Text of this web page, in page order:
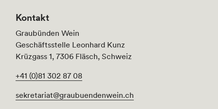
Kontakt
Graubünden Wein
Geschäftsstelle Leonhard Kunz
Krüzgass 1, 7306 Fläsch, Schweiz
+41 (0)81 302 87 08
sekretariat@graubuendenwein.ch